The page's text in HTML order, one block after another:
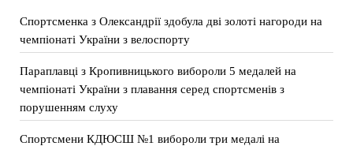
Спортсменка з Олександрії здобула дві золоті нагороди на
чемпіонаті України з велоспорту
Параплавці з Кропивницького вибороли 5 медалей на
чемпіонаті України з плавання серед спортсменів з
порушенням слуху
Спортсмени КДЮСШ №1 вибороли три медалі на